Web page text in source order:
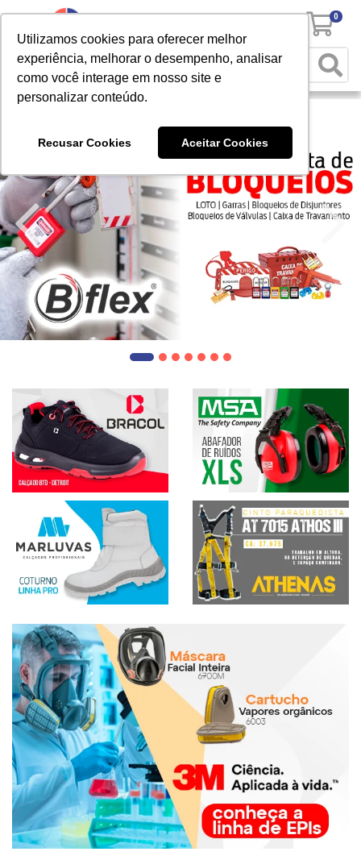
Utilizamos cookies para oferecer melhor
experiência, melhorar o desempenho, analisar
como você interage em nosso site e
personalizar conteúdo.
Recusar Cookies Aceitar Cookies
0